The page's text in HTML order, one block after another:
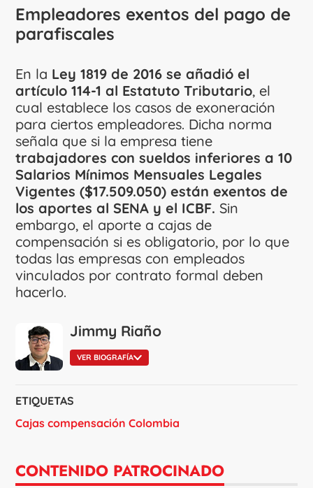
Empleadores exentos del pago de
parafiscales
En la Ley 1819 de 2016 se añadió el
artículo 114-1 al Estatuto Tributario, el
cual establece los casos de exoneración
para ciertos empleadores. Dicha norma
señala que si la empresa tiene
trabajadores con sueldos inferiores a 10
Salarios Mínimos Mensuales Legales
Vigentes ($17.509.050) están exentos de
los aportes al SENA y el ICBF. Sin
embargo, el aporte a cajas de
compensación si es obligatorio, por lo que
todas las empresas con empleados
vinculados por contrato formal deben
hacerlo.
Jimmy Riaño
VER BIOGRAFÍA
ETIQUETAS
Cajas compensación Colombia
CONTENIDO PATROCINADO